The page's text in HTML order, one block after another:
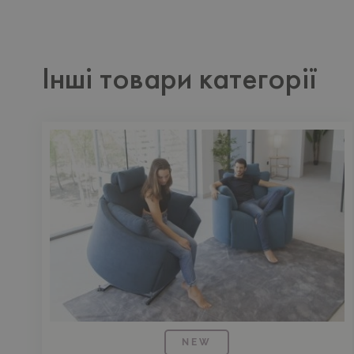
Інші товари категорії
NEW